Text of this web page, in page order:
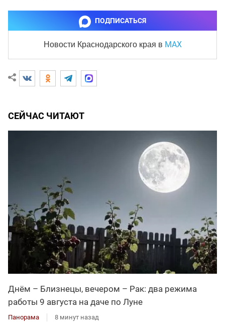
ПОДПИСАТЬСЯ
Новости Краснодарского края в MAX
СЕЙЧАС ЧИТАЮТ
Днём – Близнецы, вечером – Рак: два режима
работы 9 августа на даче по Луне
Панорама 8 минут назад